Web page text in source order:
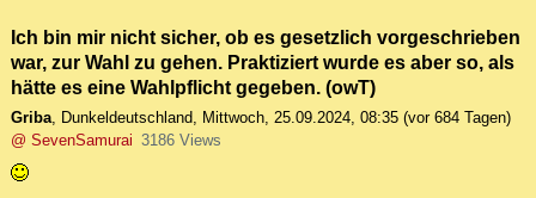
Ich bin mir nicht sicher, ob es gesetzlich vorgeschrieben
war, zur Wahl zu gehen. Praktiziert wurde es aber so, als
hätte es eine Wahlpflicht gegeben. (owT)
Griba, Dunkeldeutschland, Mittwoch, 25.09.2024, 08:35 (vor 684 Tagen)
@ SevenSamurai 3186 Views